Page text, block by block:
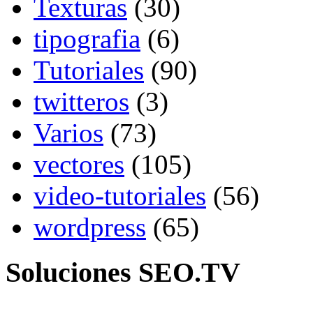
Texturas (30)
tipografia (6)
Tutoriales (90)
twitteros (3)
Varios (73)
vectores (105)
video-tutoriales (56)
wordpress (65)
Soluciones SEO.TV